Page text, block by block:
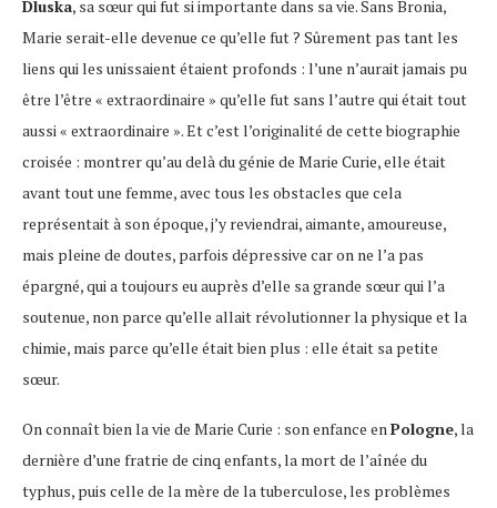
Dluska, sa sœur qui fut si importante dans sa vie. Sans Bronia,
Marie serait-elle devenue ce qu’elle fut ? Sûrement pas tant les
liens qui les unissaient étaient profonds : l’une n’aurait jamais pu
être l’être « extraordinaire » qu’elle fut sans l’autre qui était tout
aussi « extraordinaire ». Et c’est l’originalité de cette biographie
croisée : montrer qu’au delà du génie de Marie Curie, elle était
avant tout une femme, avec tous les obstacles que cela
représentait à son époque, j’y reviendrai, aimante, amoureuse,
mais pleine de doutes, parfois dépressive car on ne l’a pas
épargné, qui a toujours eu auprès d’elle sa grande sœur qui l’a
soutenue, non parce qu’elle allait révolutionner la physique et la
chimie, mais parce qu’elle était bien plus : elle était sa petite
sœur.
On connaît bien la vie de Marie Curie : son enfance en Pologne, la
dernière d’une fratrie de cinq enfants, la mort de l’aînée du
typhus, puis celle de la mère de la tuberculose, les problèmes